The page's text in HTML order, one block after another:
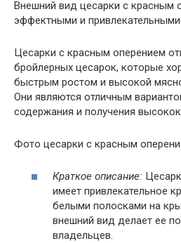
Внешний вид цесарки с красным
эффектными и
Цесарки с красным оперением
бройлерных цесарок, которые
быстрым ростом и высокой
Они являются отличным
содержания и получения
Фото цесарки с красным
Краткое описание:
имеет привлекательное
белыми полосками на
внешний вид делает ее
владельцев.